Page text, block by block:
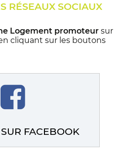
RÉSEAUX SOCIAUX
Logement promoteur sur
cliquant sur les boutons
FACEBOOK